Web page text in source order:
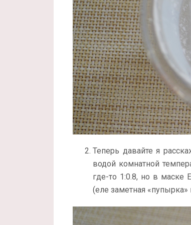
Теперь давайте я
водой комнатной
где-то 1:0.8, но в маске
(еле заметная «пупырка»